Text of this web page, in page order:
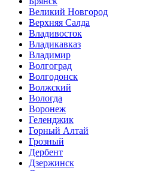
Великий Новгород
Верхняя Салда
Владивосток
Владикавказ
Владимир
Волгоград
Волгодонск
Волжский
Вологда
Воронеж
Геленджик
Горный Алтай
Грозный
Дербент
Дзержинск